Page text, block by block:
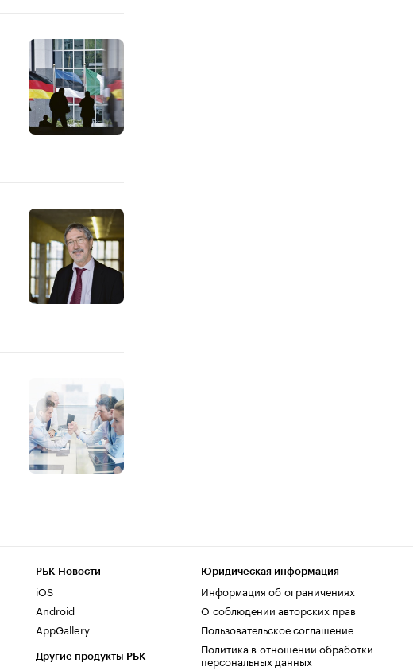
РБК Новости
iOS
Android
AppGallery
Другие продукты РБК
Юридическая информация
Информация об ограничениях
О соблюдении авторских прав
Пользовательское соглашение
Политика в отношении обработки
персональных данных